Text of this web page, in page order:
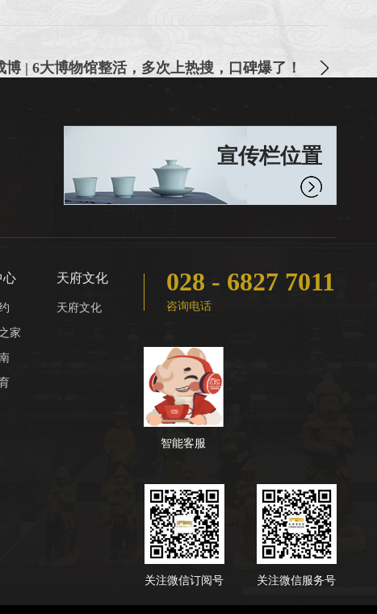
博 | 6大博物馆整活，多次上热搜，口碑爆了！
宣传栏位置
心
家
天府文化
天府文化
028 - 6827 7011
咨询电话
智能客服
关注微信服务号
关注微信订阅号